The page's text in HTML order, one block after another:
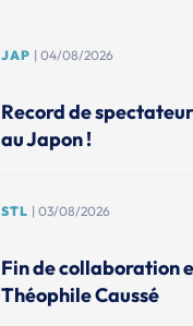
JAP | 04/08/2026
Record de
au Japon !
STL | 03/08/2026
Fin de collaboration
Théophile Caussé